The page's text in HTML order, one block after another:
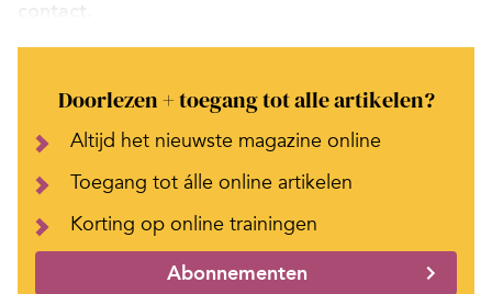
Doorlezen + toegang tot alle artikelen?
Altijd het nieuwste magazine online
Toegang tot álle online artikelen
Korting op online trainingen
Abonnementen